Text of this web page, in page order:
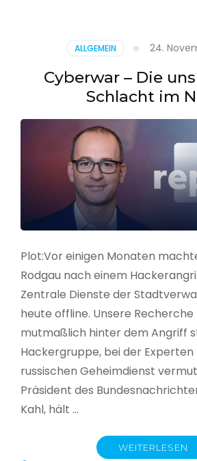
ALLGEMEIN 24.
Cyberwar – Die
Schlacht im
Plot:Vor einigen Monaten
Rodgau nach einem
Zentrale Dienste der
heute offline. Unsere Recherche
mutmaßlich hinter dem Angriff
Hackergruppe, bei der
russischen Geheimdienst
Präsident des
Kahl, hält …
WEITERLESEN